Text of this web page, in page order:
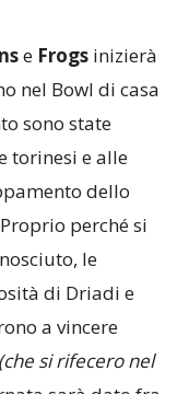
Frogs
nel Bowl di casa
sono state
dello
perché si
le
di Driadi e
(che si rifecero nel